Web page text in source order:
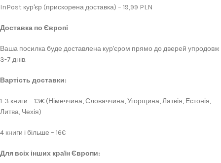
InPost кур'єр (прискорена доставка) – 19,99 PLN
Доставка по Європі
Ваша посилка буде доставлена кур'єром прямо до дверей упродовж
3-7 днів.
Вартість доставки:
1-3 книги – 13€ (Німеччина, Словаччина, Угорщина, Латвія, Естонія,
Литва, Чехія)
4 книги і більше – 16€
Для всіх інших країн Європи: